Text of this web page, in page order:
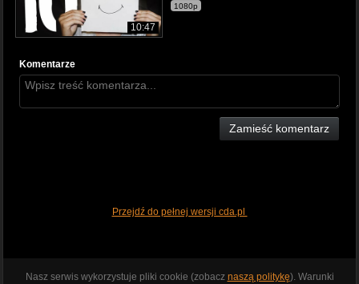
10:47
1080p
Komentarze
Zamieść komentarz
Przejdź do pełnej wersji cda.pl
Nasz serwis wykorzystuje pliki cookie (zobacz naszą politykę). Warunki